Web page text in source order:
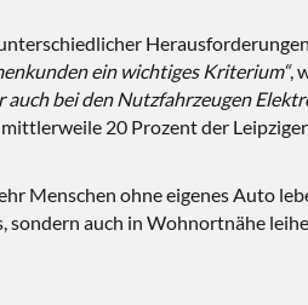
ein wichtiges Kriterium“,
bei den Nutzfahrzeugen
20 Prozent der
Menschen ohne eigenes Auto
auch in Wohnortnähe